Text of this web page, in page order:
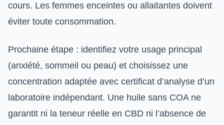
cours. Les femmes enceintes ou allaitantes doivent
éviter toute consommation.
Prochaine étape : identifiez votre usage principal
(anxiété, sommeil ou peau) et choisissez une
concentration adaptée avec certificat d’analyse d’un
laboratoire indépendant. Une huile sans COA ne
garantit ni la teneur réelle en CBD ni l’absence de